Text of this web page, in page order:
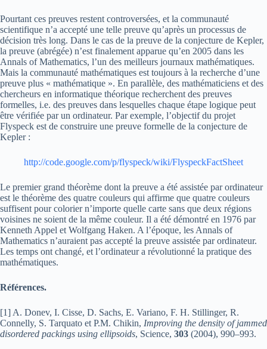
Pourtant ces preuves restent controversées, et la communauté
scientifique n’a accepté une telle preuve qu’après un processus de
décision très long. Dans le cas de la preuve de la conjecture de Kepler,
la preuve (abrégée) n’est finalement apparue qu’en 2005 dans les
Annals of Mathematics, l’un des meilleurs journaux mathématiques.
Mais la communauté mathématiques est toujours à la recherche d’une
preuve plus « mathématique ». En parallèle, des mathématiciens et des
chercheurs en informatique théorique recherchent des preuves
formelles, i.e. des preuves dans lesquelles chaque étape logique peut
être vérifiée par un ordinateur. Par exemple, l’objectif du projet
Flyspeck est de construire une preuve formelle de la conjecture de
Kepler :
http://code.google.com/p/flyspeck/wiki/FlyspeckFactSheet
Le premier grand théorème dont la preuve a été assistée par ordinateur
est le théorème des quatre couleurs qui affirme que quatre couleurs
suffisent pour colorier n’importe quelle carte sans que deux régions
voisines ne soient de la même couleur. Il a été démontré en 1976 par
Kenneth Appel et Wolfgang Haken. A l’époque, les Annals of
Mathematics n’auraient pas accepté la preuve assistée par ordinateur.
Les temps ont changé, et l’ordinateur a révolutionné la pratique des
mathématiques.
Références.
[1] A. Donev, I. Cisse, D. Sachs, E. Variano, F. H. Stillinger, R.
Connelly, S. Tarquato et P.M. Chikin, Improving the density of jammed
disordered packings using ellipsoids, Science, 303 (2004), 990–993.